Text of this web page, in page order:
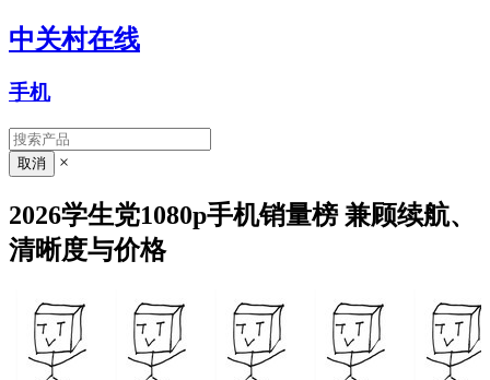
中关村在线
手机
×
2026学生党1080p手机销量榜 兼顾续航、
清晰度与价格